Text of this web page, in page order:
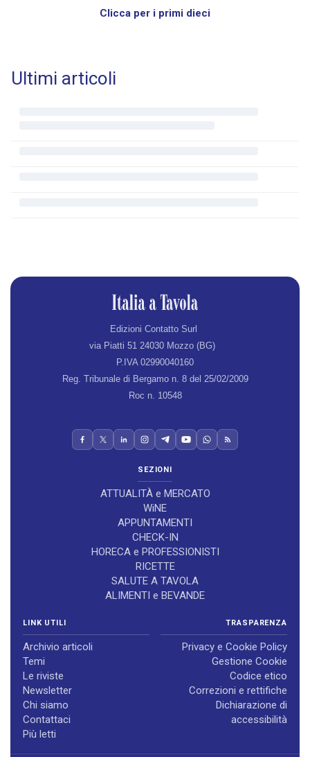
Clicca per i primi dieci
Ultimi articoli
Edizioni Contatto Surl
via Piatti 51 24030 Mozzo (BG)
P.IVA 02990040160
Reg. Tribunale di Bergamo n. 8 del 25/02/2009
Roc n. 10548
SEZIONI
ATTUALITÀ e MERCATO
WiNE
APPUNTAMENTI
CHECK-IN
HORECA e PROFESSIONISTI
RICETTE
SALUTE A TAVOLA
ALIMENTI e BEVANDE
LINK UTILI
Archivio articoli
Temi
Le riviste
Newsletter
Chi siamo
Contattaci
Più letti
TRASPARENZA
Privacy e Cookie Policy
Gestione Cookie
Codice etico
Correzioni e rettifiche
Dichiarazione di
accessibilità